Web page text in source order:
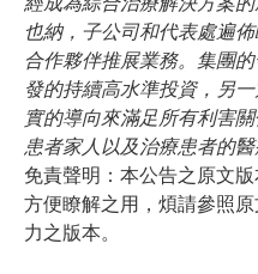
也納，子公司和代表處遍
合作夥伴推展業務。集團
發的持續高水準投資，另
實的導向來滿足所有利害
患者家人以及治療患者的醫
免責聲明：本公告之原文
方便瞭解之用，煩請參照
力之版本。